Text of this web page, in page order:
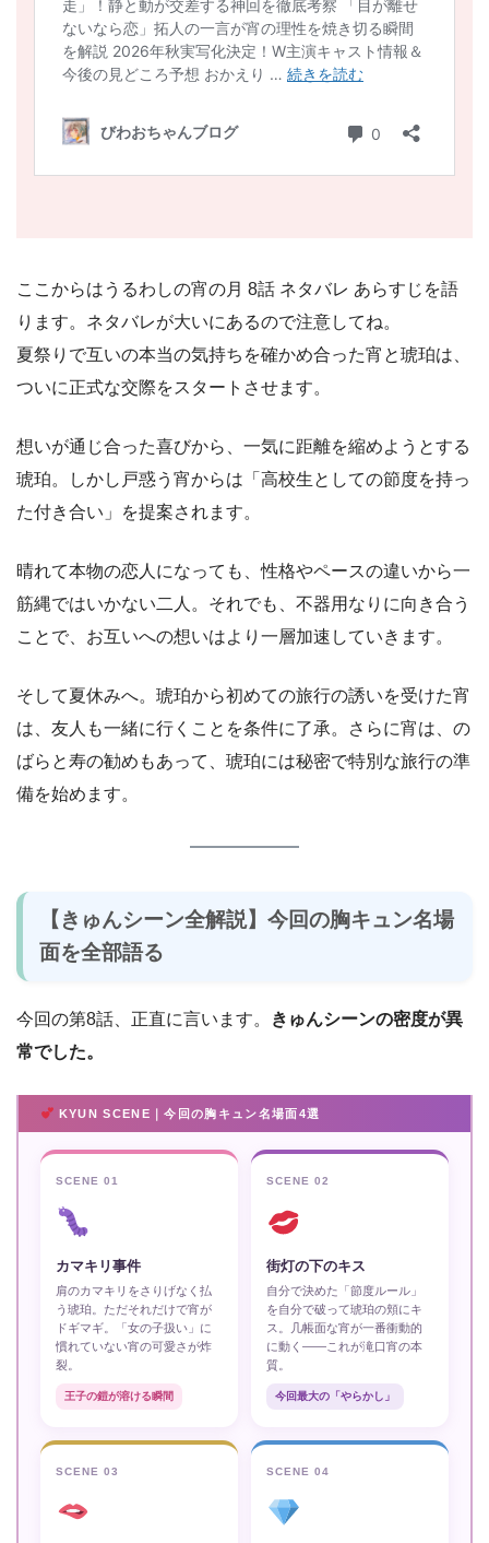
ここからはうるわしの宵の月 8話 ネタバレ あらすじを語
ります。ネタバレが大いにあるので注意してね。
夏祭りで互いの本当の気持ちを確かめ合った宵と琥珀は、
ついに正式な交際をスタートさせます。
想いが通じ合った喜びから、一気に距離を縮めようとする
琥珀。しかし戸惑う宵からは「高校生としての節度を持っ
た付き合い」を提案されます。
晴れて本物の恋人になっても、性格やペースの違いから一
筋縄ではいかない二人。それでも、不器用なりに向き合う
ことで、お互いへの想いはより一層加速していきます。
そして夏休みへ。琥珀から初めての旅行の誘いを受けた宵
は、友人も一緒に行くことを条件に了承。さらに宵は、の
ばらと寿の勧めもあって、琥珀には秘密で特別な旅行の準
備を始めます。
【きゅんシーン全解説】今回の胸キュン名場
面を全部語る
今回の第8話、正直に言います。
きゅんシーンの密度が異
常でした。
KYUN SCENE｜今回の胸キュン名場面4選
SCENE 01
カマキリ事件
肩のカマキリをさりげなく払
う琥珀。ただそれだけで宵が
ドギマギ。「女の子扱い」に
慣れていない宵の可愛さが炸
裂。
王子の鎧が溶ける瞬間
SCENE 02
街灯の下のキス
自分で決めた「節度ルール」
を自分で破って琥珀の頬にキ
ス。几帳面な宵が一番衝動的
に動く——これが滝口宵の本
質。
今回最大の「やらかし」
SCENE 03 SCENE 04